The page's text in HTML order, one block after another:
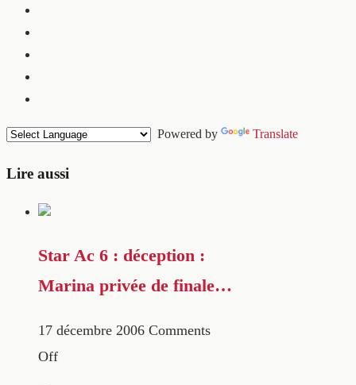
Powered by Translate
Lire aussi
Star Ac 6 : déception :
Marina privée de finale…
17 décembre 2006 Comments
Off